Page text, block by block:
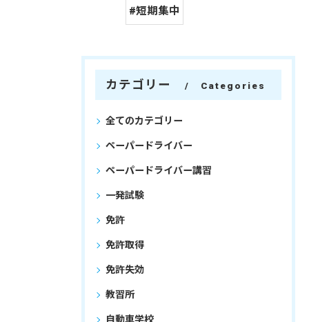
#短期集中
カテゴリー Categories
全てのカテゴリー
ペーパードライバー
ペーパードライバー講習
一発試験
免許
免許取得
免許失効
教習所
自動車学校